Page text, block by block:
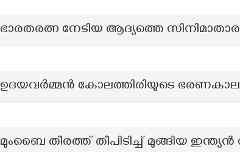
ഭാരതരത്ന നേടിയ ആദ്യത്തെ
ഉദയവർമ്മൻ കോലത്തിരിയുടെ
മുംബൈ തീരത്ത് തീപിടിച്ച് മുങ്ങിയ